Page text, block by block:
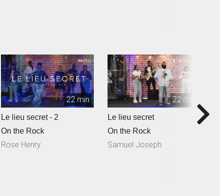
22 min
Le lieu secret - 2
On the Rock
Rose Henry
22 min
Le lieu secret
On the Rock
Samuel Joseph